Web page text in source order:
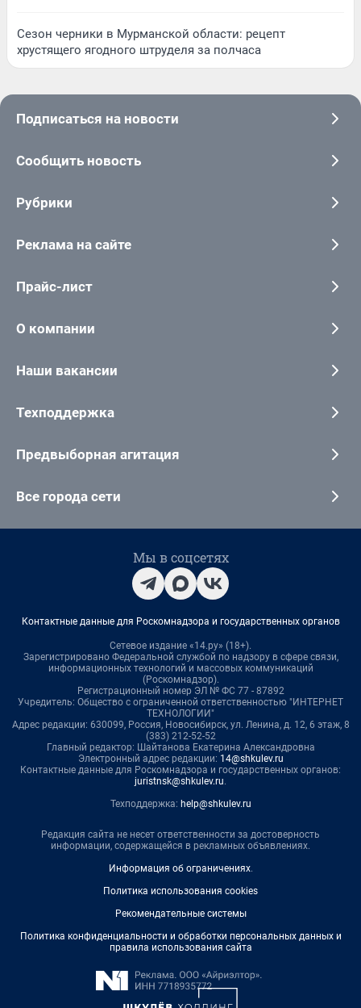
Сезон черники в Мурманской области: рецепт
хрустящего ягодного штруделя за полчаса
Подписаться на новости
Сообщить новость
Рубрики
Реклама на сайте
Прайс-лист
О компании
Наши вакансии
Техподдержка
Предвыборная агитация
Все города сети
Мы в соцсетях
Контактные данные для Роскомнадзора и государственных органов
Сетевое издание «14.ру» (18+).
Зарегистрировано Федеральной службой по надзору в сфере связи,
информационных технологий и массовых коммуникаций
(Роскомнадзор).
Регистрационный номер ЭЛ № ФС 77 - 87892
Учредитель: Общество с ограниченной ответственностью "ИНТЕРНЕТ
ТЕХНОЛОГИИ"
Адрес редакции: 630099, Россия, Новосибирск, ул. Ленина, д. 12, 6 этаж, 8
(383) 212-52-52
Главный редактор: Шайтанова Екатерина Александровна
Электронный адрес редакции: 14@shkulev.ru
Контактные данные для Роскомнадзора и государственных органов:
juristnsk@shkulev.ru.
Техподдержка: help@shkulev.ru
Редакция сайта не несет ответственности за достоверность
информации, содержащейся в рекламных объявлениях.
Информация об ограничениях.
Политика использования cookies
Рекомендательные системы
Политика конфиденциальности и обработки персональных данных и
правила использования сайта